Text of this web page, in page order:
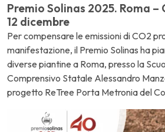
Premio Solinas 2025. Roma –
12 dicembre
Per compensare le emissioni di CO2
manifestazione, il Premio Solinas ha
diverse piantine a Roma, presso la
Comprensivo Statale Alessandro
progetto ReTree Porta Metronia del